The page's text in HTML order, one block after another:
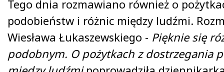
Tego dnia rozmawiano również o
podobieństw i różnic między ludźmi.
Wiesława Łukaszewskiego - Pięknie się
podobnym. O pożytkach z dostrzegania